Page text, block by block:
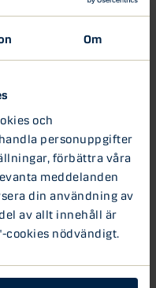
Om
och
personuppgifter
förbättra våra
meddelanden
din användning av
av allt innehåll är
nödvändigt.
och
uppgår